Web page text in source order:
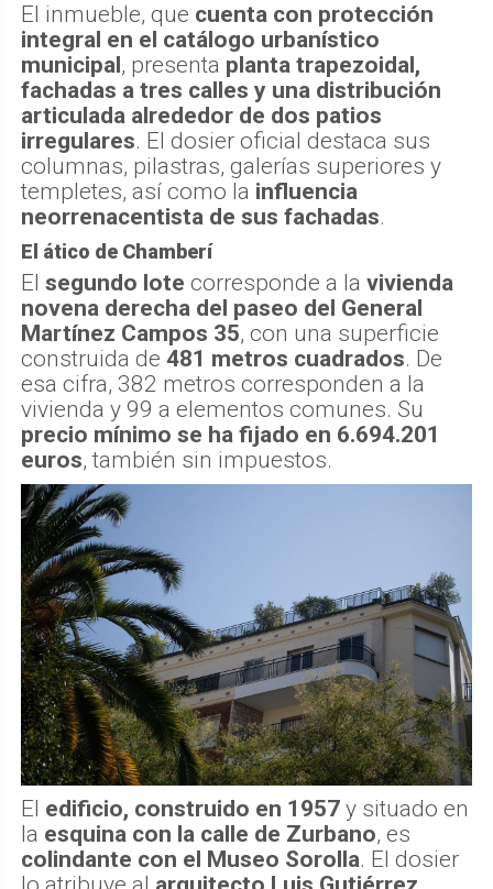
El inmueble, que cuenta con protección
integral en el catálogo urbanístico
municipal , presenta planta trapezoidal,
fachadas a tres calles y una distribución
articulada alrededor de dos patios
irregulares. El dosier oficial destaca sus
columnas, pilastras, galerías superiores y
templetes, así como la influencia
neorrenacentista de sus fachadas.
El ático de Chamberí
El segundo lote corresponde a la vivienda
novena derecha del paseo del General
Martínez Campos 35, con una superficie
construida de 481 metros cuadrados. De
esa cifra, 382 metros corresponden a la
vivienda y 99 a elementos comunes. Su
precio mínimo se ha fijado en 6.694.201
euros, también sin impuestos.
El edificio, construido en 1957 y situado en
la esquina con la calle de Zurbano, es
colindante con el Museo Sorolla. El dosier